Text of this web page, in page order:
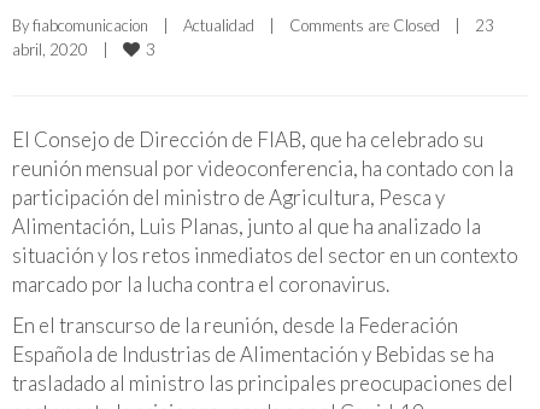
By fiabcomunicacion Actualidad Comments are Closed
23
abril, 2020
3
El Consejo de Dirección de FIAB, que ha celebrado su
reunión mensual por videoconferencia, ha contado con la
participación del ministro de Agricultura, Pesca y
Alimentación, Luis Planas, junto al que ha analizado la
situación y los retos inmediatos del sector en un contexto
marcado por la lucha contra el coronavirus.
En el transcurso de la reunión, desde la Federación
Española de Industrias de Alimentación y Bebidas se ha
trasladado al ministro las principales preocupaciones del